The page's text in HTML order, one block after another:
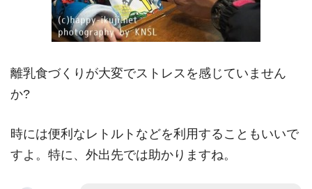
離乳食づくりが大変でストレスを感じていません
か?
時には便利なレトルトなどを利用することもいいで
すよ。特に、外出先では助かりますね。